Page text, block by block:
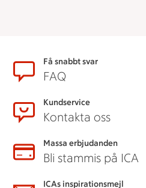
SidfotFå snabbt svar
FAQ
Kundservice
Kontakta oss
Massa erbjudanden
Bli stammis på ICA
ICAs inspirationsmejl